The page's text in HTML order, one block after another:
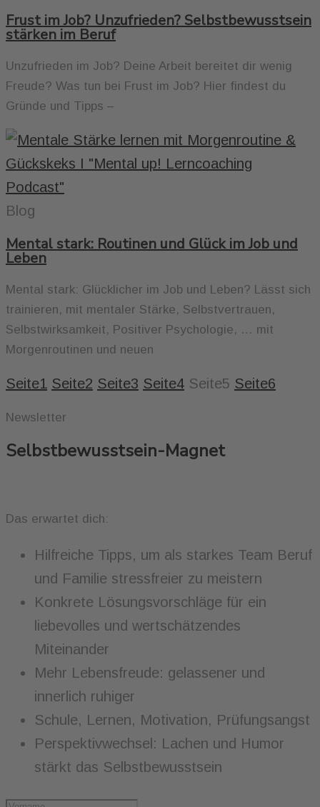
Frust im Job? Unzufrieden? Selbstbewusstsein
stärken im Beruf
Unzufrieden im Job? Deine Arbeit bereitet dir wenig
Freude? Was tun bei Frust im Job? Hier findest du
Gründe und Tipps –
Blog
Mental stark: Routinen und Glück im Job und
Leben
Mental stark: Glücklicher im Job und Leben? Lässt sich
trainieren, mit mentaler Stärke, Selbstvertrauen,
Selbstwirksamkeit, Positiver Psychologie, … mit
Morgenroutinen und neuen
Seite1 Seite2 Seite3 Seite4 Seite5 Seite6
Newsletter
Selbstbewusstsein-Magnet
Das erwartet dich:
Hilfreiche Tipps, um als starkes Team Beruf
und Familie stressfreier zu meistern
Konkrete Lösungsvorschläge für ein
liebevolles und wertschätzendes
Miteinander
Mehr Lebensfreude: gelassener und
innerlich ruhiger
Schule, Lernen, Motivation, Prüfungsangst
Perspektivwechsel: Lachen und Humor
stärkt das Selbstbewusstsein